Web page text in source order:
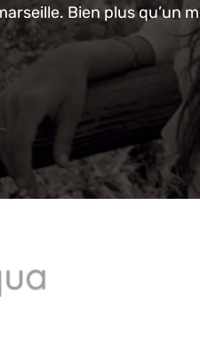
Bien plus